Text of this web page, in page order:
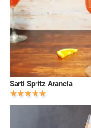
Sarti Spritz Arancia